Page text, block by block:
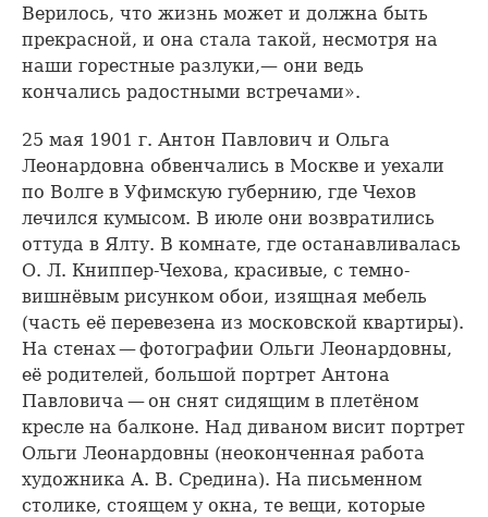
Верилось, что жизнь может и должна быть
прекрасной, и она стала такой, несмотря на
наши горестные разлуки,— они ведь
кончались радостными встречами».
25 мая 1901 г. Антон Павлович и Ольга
Леонардовна обвенчались в Москве и уехали
по Волге в Уфимскую губернию, где Чехов
лечился кумысом. В июле они возвратились
оттуда в Ялту. В комнате, где останавливалась
О. Л. Книппер-Чехова, красивые, с темно-
вишнёвым рисунком обои, изящная мебель
(часть её перевезена из московской квартиры).
На стенах — фотографии Ольги Леонардовны,
её родителей, большой портрет Антона
Павловича — он снят сидящим в плетёном
кресле на балконе. Над диваном висит портрет
Ольги Леонардовны (неоконченная работа
художника А. В. Средина). На письменном
столике, стоящем у окна, те вещи, которые